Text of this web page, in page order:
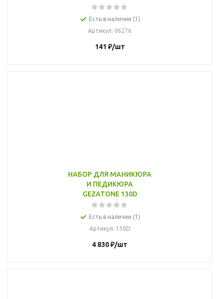
Есть в наличии (1)
Артикул: 06276
141 ₽/шт
НАБОР ДЛЯ МАНИКЮРА
И ПЕДИКЮРА
GEZATONE 130D
Есть в наличии (1)
Артикул: 130D
4 830₽/шт